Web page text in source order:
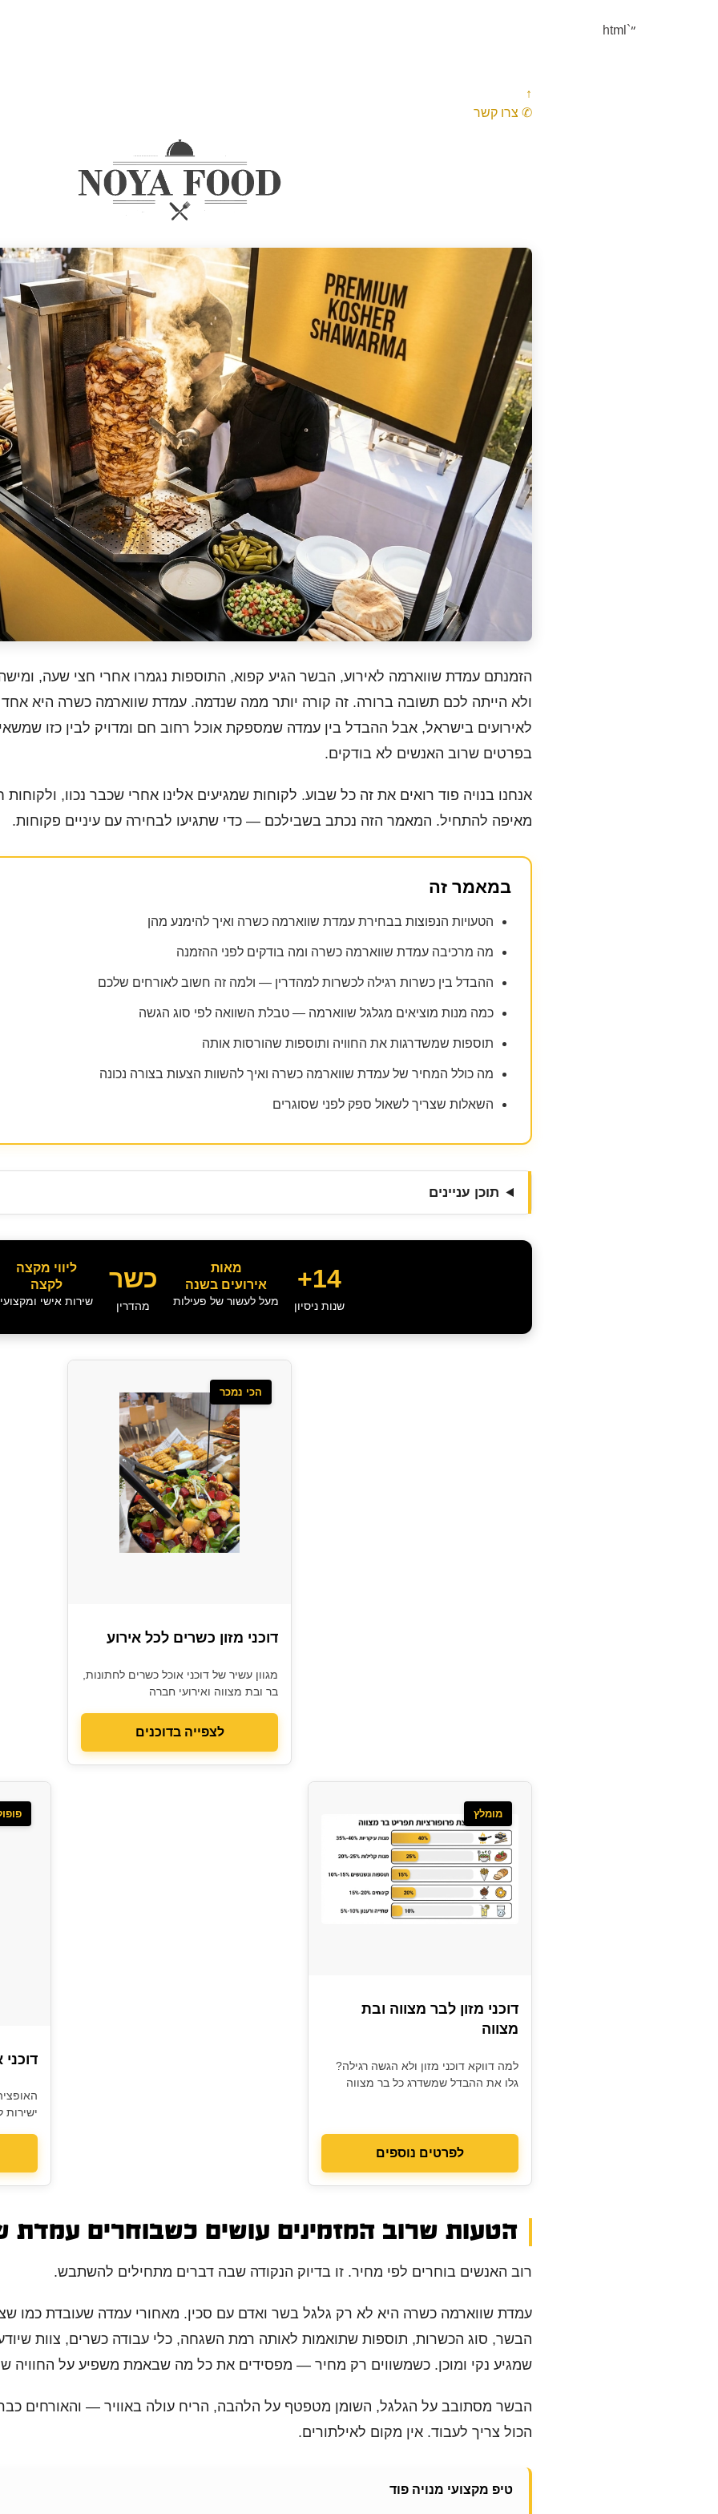
"`html
↑
✆ צרו קשר
הזמנתם עמדת שווארמה לאירוע, הבשר הגיע קפוא, התוספות נגמרו אחרי חצי שעה,
ולא הייתה לכם תשובה ברורה. זה קורה יותר ממה שנדמה. עמדת שווארמה כשרה היא אחד
לאירועים בישראל, אבל ההבדל בין עמדה שמספקת אוכל רחוב חם ומדויק לבין כזו
בפרטים שרוב האנשים לא בודקים.
אנחנו בנויה פוד רואים את זה כל שבוע. לקוחות שמגיעים אלינו אחרי שכבר נכוו,
מאיפה להתחיל. המאמר הזה נכתב בשבילכם — כדי שתגיעו לבחירה עם עיניים פקוחות.
במאמר זה
הטעויות הנפוצות בבחירת עמדת שווארמה כשרה ואיך להימנע מהן
מה מרכיבה עמדת שווארמה כשרה ומה בודקים לפני ההזמנה
ההבדל בין כשרות רגילה לכשרות למהדרין — ולמה זה חשוב לאורחים שלכם
כמה מנות מוציאים מגלגל שווארמה — טבלת השוואה לפי סוג הגשה
תוספות שמשדרגות את החוויה ותוספות שהורסות אותה
מה כולל המחיר של עמדת שווארמה כשרה ואיך להשוות הצעות בצורה נכונה
השאלות שצריך לשאול ספק לפני שסוגרים
תוכן עניינים
14+
שנות ניסיון
מאות
אירועים בשנה
מעל לעשור של פעילות
כשר
מהדרין
ליווי מקצה
לקצה
שירות אישי ומקצועי
הכי נמכר
דוכני מזון כשרים לכל אירוע
מגוון עשיר של דוכני אוכל כשרים לחתונות,
בר ובת מצווה ואירועי חברה
לצפייה בדוכנים
מומלץ
דוכני מזון לבר מצווה ובת
מצווה
למה דווקא דוכני מזון ולא הגשה רגילה?
גלו את ההבדל שמשדרג כל בר מצווה
לפרטים נוספים
ישירות
הטעות שרוב המזמינים עושים כשבוחרים עמדת
רוב האנשים בוחרים לפי מחיר. זו בדיוק הנקודה שבה דברים מתחילים להשתבש.
עמדת שווארמה כשרה היא לא רק גלגל בשר ואדם עם סכין. מאחורי עמדה שעובדת כמו
הבשר, סוג הכשרות, תוספות שתואמות לאותה רמת השגחה, כלי עבודה כשרים, צוות
שמגיע נקי ומוכן. כשמשווים רק מחיר — מפסידים את כל מה שבאמת משפיע על החוויה
הבשר מסתובב על הגלגל, השומן מטפטף על הלהבה, הריח עולה באוויר — והאורחים
הכול צריך לעבוד. אין מקום לאילתורים.
טיפ מקצועי מנויה פוד